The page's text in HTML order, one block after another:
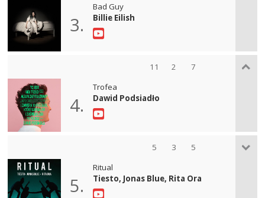
3.
Bad Guy
Billie Eilish
11 2 7
4.
Trofea
Dawid Podsiadło
5 3 5
5.
Ritual
Tiesto, Jonas Blue, Rita Ora